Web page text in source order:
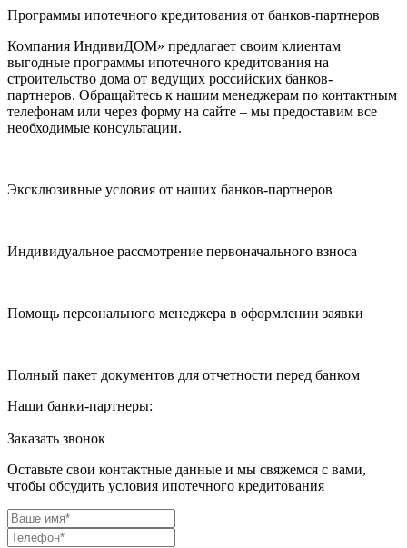
Программы ипотечного кредитования от банков-партнеров
Компания ИндивиДОМ» предлагает своим клиентам
выгодные программы ипотечного кредитования на
строительство дома от ведущих российских банков-
партнеров. Обращайтесь к нашим менеджерам по контактным
телефонам или через форму на сайте – мы предоставим все
необходимые консультации.
Эксклюзивные условия от наших банков-партнеров
Индивидуальное рассмотрение первоначального взноса
Помощь персонального менеджера в оформлении заявки
Полный пакет документов для отчетности перед банком
Наши банки-партнеры:
Заказать звонок
Оставьте свои контактные данные и мы свяжемся с вами,
чтобы обсудить условия ипотечного кредитования